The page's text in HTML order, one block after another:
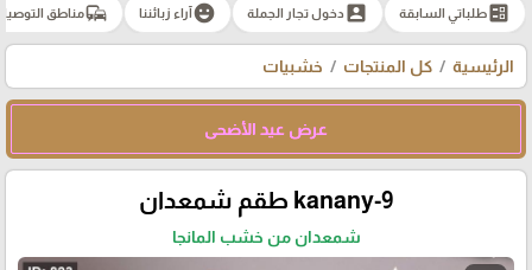
ballotطلباتي السابقة account_box دخول تجار الجملة emoji_emotionsآراء زبائننا commuteمناطق
الرئيسية كل المنتجات خشبيات
عرض عيد الأضحى
kanany-9 طقم شمعدان
شمعدان من خشب المانجا